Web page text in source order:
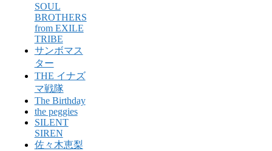
SOUL
BROTHERS
from EXILE
TRIBE
サンボマス
ター
THE イナズ
マ戦隊
The Birthday
the peggies
SILENT
SIREN
佐々木恵梨